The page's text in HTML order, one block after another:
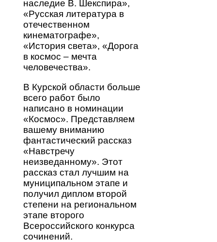
наследие В. Шекспира»,
«Русская литература в
отечественном
кинематографе»,
«История света», «Дорога
в космос – мечта
человечества».
В Курской области больше
всего работ было
написано в номинации
«Космос». Представляем
вашему вниманию
фантастический рассказ
«Навстречу
неизведанному». Этот
рассказ стал лучшим на
муниципальном этапе и
получил диплом второй
степени на региональном
этапе второго
Всероссийского конкурса
сочинений.